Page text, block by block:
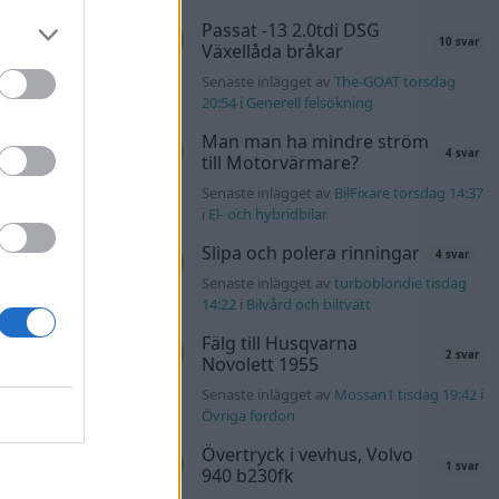
torsdag
57 svar
t1
torsdag
torsdag 19:51
11 svar
Passat -13 2.0tdi DSG
Växellåda bråkar
10 svar
Senaste inlägget av The-GOAT torsdag
20:54i Generell felsökning
Man man ha mindre ström
till Motorvärmare?
4 svar
Senaste inlägget av BilFixare torsdag 14:37
i El- och hybridbilar
Slipa och polera rinningar 4 svar
Senaste inlägget av turboblondie tisdag
14:22i Bilvård och biltvätt
Fälg till Husqvarna
Novolett 1955
2 svar
Senaste inlägget av Mossan1 tisdag 19:42i
Övriga fordon
Övertryck i vevhus, Volvo
940 b230fk
1 svar